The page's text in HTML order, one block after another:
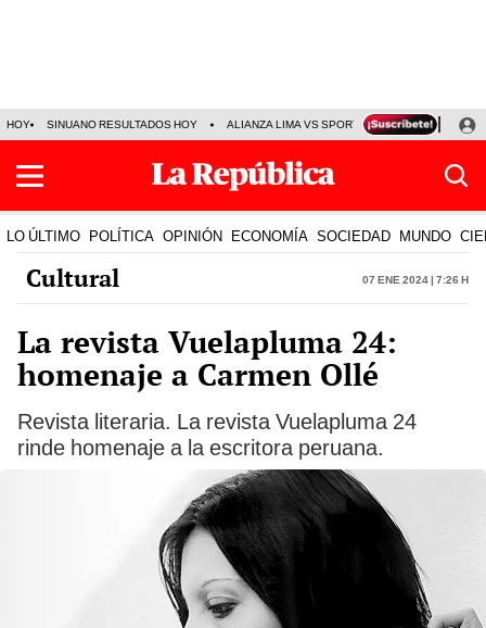
HOY SINUANO RESULTADOS HOY ALIANZA LIMA VS SPORT BOYS JORGE
LO ÚLTIMO POLÍTICA OPINIÓN ECONOMÍA SOCIEDAD MUNDO
Cultural 07 Ene 2024 | 7:26 h
La revista Vuelapluma 24:
homenaje a Carmen Ollé
Revista literaria. La revista Vuelapluma 24
rinde homenaje a la escritora peruana.